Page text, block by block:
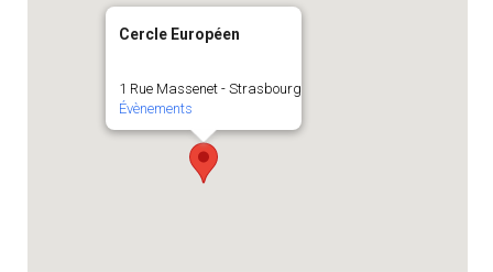
Cercle Européen
1 Rue Massenet - Strasbourg
Évènements